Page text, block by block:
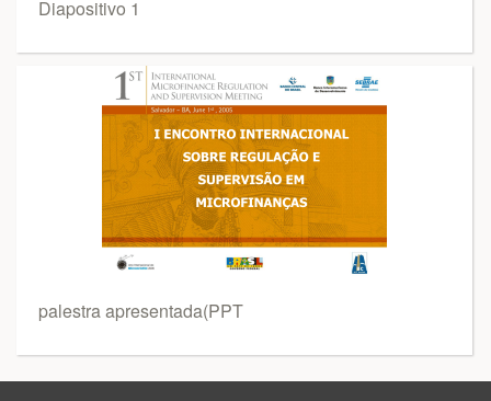
Diapositivo 1
palestra apresentada(PPT